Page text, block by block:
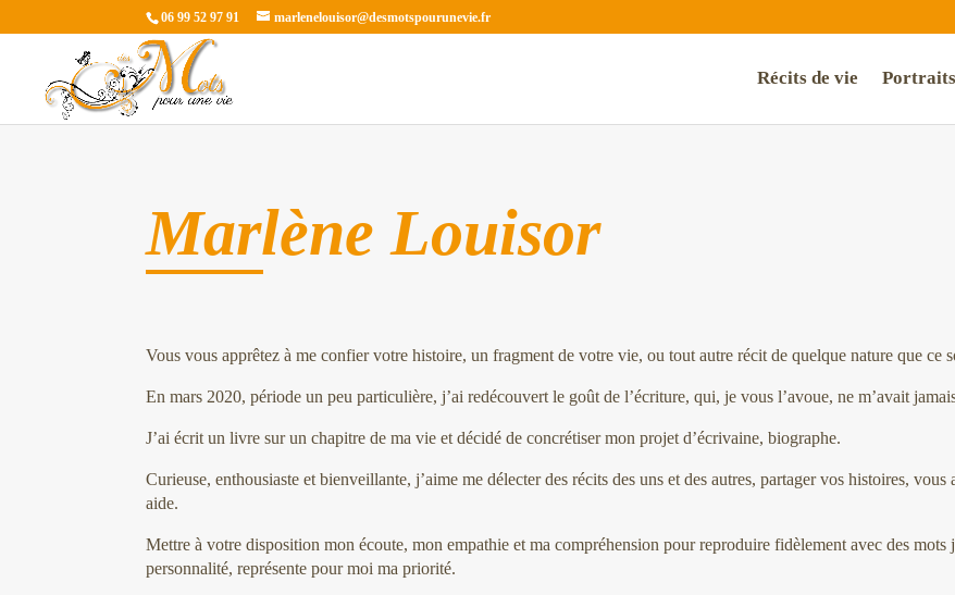
06 99 52 97 91 marlenelouisor@desmotspourunevie.fr
Récits de vie Portraits
Marlène Louisor
Vous vous apprêtez à me confier votre histoire, un fragment de votre vie, ou tout autre récit de quelque nature que ce
En mars 2020, période un peu particulière, j’ai redécouvert le goût de l’écriture, qui, je vous l’avoue, ne m’avait
J’ai écrit un livre sur un chapitre de ma vie et décidé de concrétiser mon projet d’écrivaine, biographe.
Curieuse, enthousiaste et bienveillante, j’aime me délecter des récits des uns et des autres, partager vos histoires,
aide.
Mettre à votre disposition mon écoute, mon empathie et ma compréhension pour reproduire fidèlement avec des mots
personnalité, représente pour moi ma priorité.